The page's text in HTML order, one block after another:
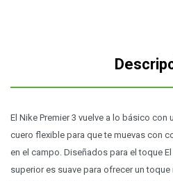
El Nike Premier 3 vuelve a lo básico
cuero flexible para que te muevas con
en el campo. Diseñados para el toque
superior es suave para ofrecer un toque